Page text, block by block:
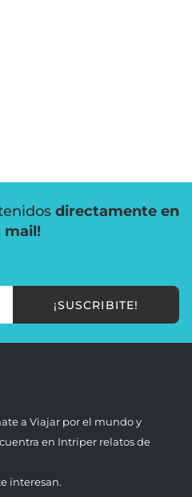
directamente en
mail!
¡SUSCRIBITE!
a Viajar por el mundo y
en Intriper relatos de
interesan.